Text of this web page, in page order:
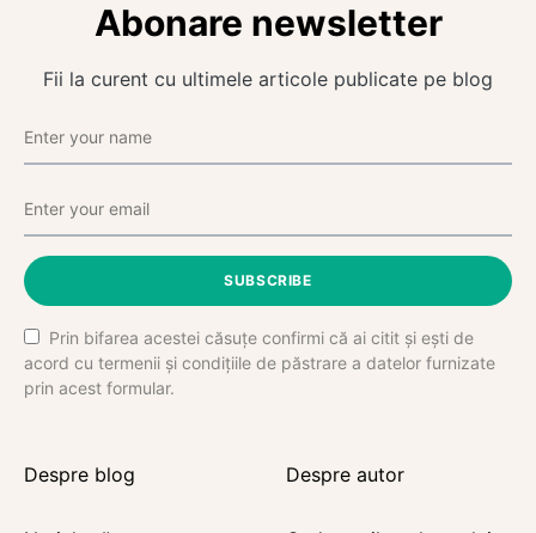
Abonare newsletter
Fii la curent cu ultimele articole publicate pe blog
SUBSCRIBE
Prin bifarea acestei căsuțe confirmi că ai citit și ești de
acord cu termenii și condițiile de păstrare a datelor furnizate
prin acest formular.
Despre blog Despre autor